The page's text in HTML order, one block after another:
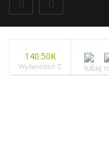
140.50K
Wyświetleń